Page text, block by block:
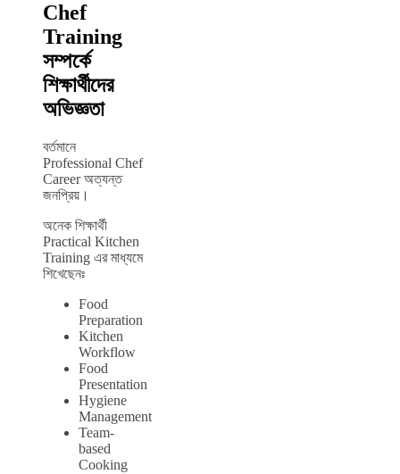
Chef
Training
সম্পর্কে
শিক্ষার্থীদের
অভিজ্ঞতা
বর্তমানে
Professional Chef
Career অত্যন্ত
জনপ্রিয়।
অনেক শিক্ষার্থী
Practical Kitchen
Training এর মাধ্যমে
শিখেছেনঃ
Food
Preparation
Kitchen
Workflow
Food
Presentation
Hygiene
Management
Team-
based
Cooking